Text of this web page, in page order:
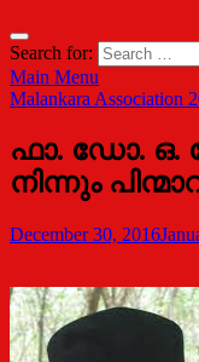
Search for:
Main Menu
Malankara Association
ഫാ. ഡോ. ഒ.
നിന്നും
December 30, 2016